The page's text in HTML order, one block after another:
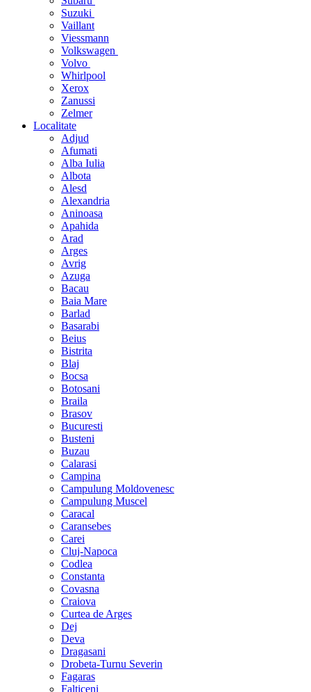
Suzuki
Vaillant
Viessmann
Volkswagen
Volvo
Whirlpool
Xerox
Zanussi
Zelmer
Localitate
Adjud
Afumati
Alba Iulia
Albota
Alesd
Alexandria
Aninoasa
Apahida
Arad
Arges
Avrig
Azuga
Bacau
Baia Mare
Barlad
Basarabi
Beius
Bistrita
Blaj
Bocsa
Botosani
Braila
Brasov
Bucuresti
Busteni
Buzau
Calarasi
Campina
Campulung Moldovenesc
Campulung Muscel
Caracal
Caransebes
Carei
Cluj-Napoca
Codlea
Constanta
Covasna
Craiova
Curtea de Arges
Dej
Deva
Dragasani
Drobeta-Turnu Severin
Fagaras
Falticeni